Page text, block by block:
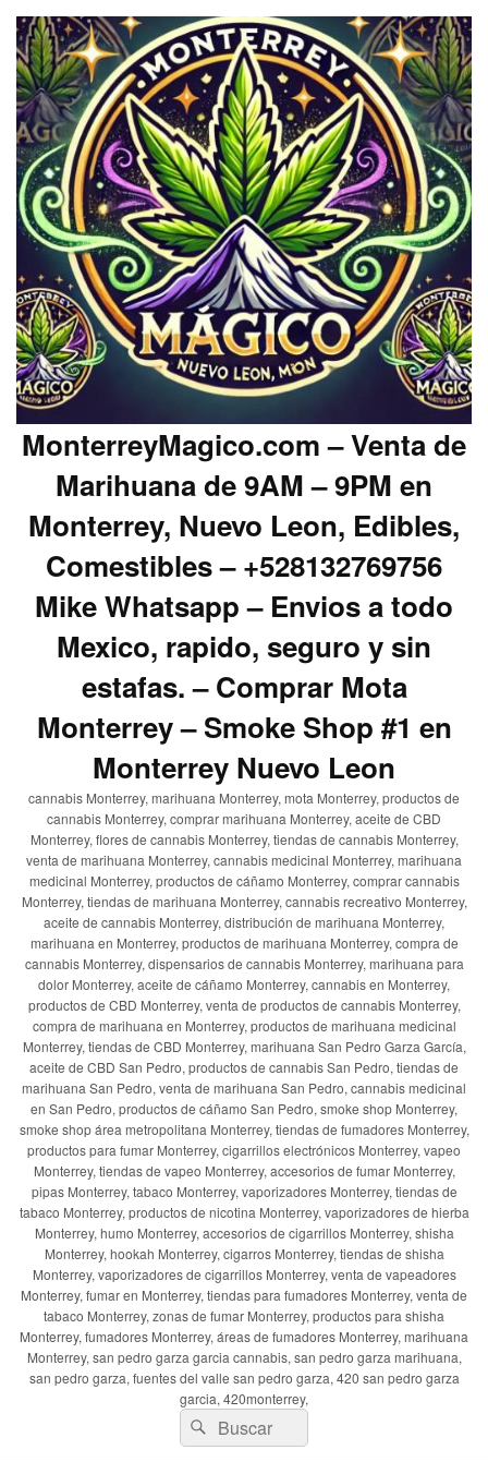
MonterreyMagico.com – Venta de
Marihuana de 9AM – 9PM en
Monterrey, Nuevo Leon, Edibles,
Comestibles – +528132769756
Mike Whatsapp – Envios a todo
Mexico, rapido, seguro y sin
estafas. – Comprar Mota
Monterrey – Smoke Shop #1 en
Monterrey Nuevo Leon
cannabis Monterrey, marihuana Monterrey, mota Monterrey, productos de
cannabis Monterrey, comprar marihuana Monterrey, aceite de CBD
Monterrey, flores de cannabis Monterrey, tiendas de cannabis Monterrey,
venta de marihuana Monterrey, cannabis medicinal Monterrey, marihuana
medicinal Monterrey, productos de cáñamo Monterrey, comprar cannabis
Monterrey, tiendas de marihuana Monterrey, cannabis recreativo Monterrey,
aceite de cannabis Monterrey, distribución de marihuana Monterrey,
marihuana en Monterrey, productos de marihuana Monterrey, compra de
cannabis Monterrey, dispensarios de cannabis Monterrey, marihuana para
dolor Monterrey, aceite de cáñamo Monterrey, cannabis en Monterrey,
productos de CBD Monterrey, venta de productos de cannabis Monterrey,
compra de marihuana en Monterrey, productos de marihuana medicinal
Monterrey, tiendas de CBD Monterrey, marihuana San Pedro Garza García,
aceite de CBD San Pedro, productos de cannabis San Pedro, tiendas de
marihuana San Pedro, venta de marihuana San Pedro, cannabis medicinal
en San Pedro, productos de cáñamo San Pedro, smoke shop Monterrey,
smoke shop área metropolitana Monterrey, tiendas de fumadores Monterrey,
productos para fumar Monterrey, cigarrillos electrónicos Monterrey, vapeo
Monterrey, tiendas de vapeo Monterrey, accesorios de fumar Monterrey,
pipas Monterrey, tabaco Monterrey, vaporizadores Monterrey, tiendas de
tabaco Monterrey, productos de nicotina Monterrey, vaporizadores de hierba
Monterrey, humo Monterrey, accesorios de cigarrillos Monterrey, shisha
Monterrey, hookah Monterrey, cigarros Monterrey, tiendas de shisha
Monterrey, vaporizadores de cigarrillos Monterrey, venta de vapeadores
Monterrey, fumar en Monterrey, tiendas para fumadores Monterrey, venta de
tabaco Monterrey, zonas de fumar Monterrey, productos para shisha
Monterrey, fumadores Monterrey, áreas de fumadores Monterrey, marihuana
Monterrey, san pedro garza garcia cannabis, san pedro garza marihuana,
san pedro garza, fuentes del valle san pedro garza, 420 san pedro garza
garcia, 420monterrey,
Buscar
por:
Buscar